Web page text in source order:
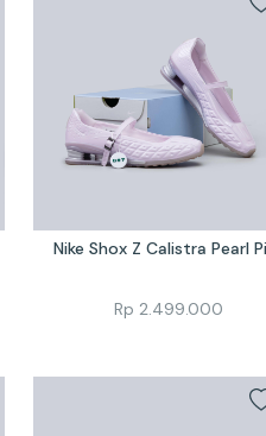
Nike Shox Z Calistra Pearl
Rp 2.499.000